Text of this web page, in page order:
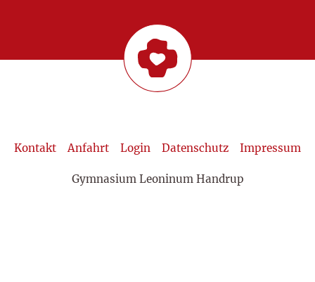
Kontakt Anfahrt Login Datenschutz Impressum
Gymnasium Leoninum Handrup